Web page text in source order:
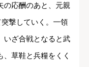
応酬のあと、元親
撃していく。一領
いざ合戦となると武
草鞋と兵糧をくく